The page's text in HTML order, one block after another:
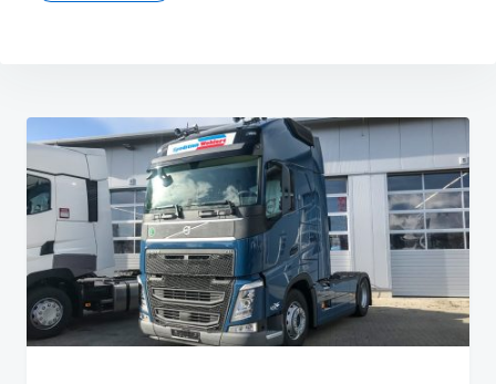
Beitragsnavigation